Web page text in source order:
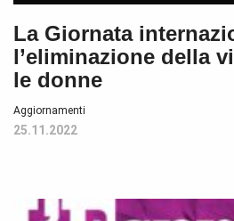
La Giornata
l’eliminazione della
le donne
Aggiornamenti
25.11.2022